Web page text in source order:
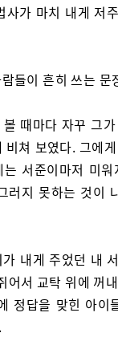
사가 마치 내게 저
들이 흔히 쓰는 문
때마다 자꾸 그
비쳐 보였다. 그에
서준이마저 미
러지 못하는 것이
내게 주었던 내
어서 교탁 위에 꺼
정답을 맞힌 아이